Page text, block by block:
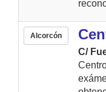
Alcorcón
C/